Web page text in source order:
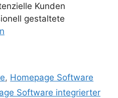
Kunden
gestaltete
, Homepage Software
Software integrierter